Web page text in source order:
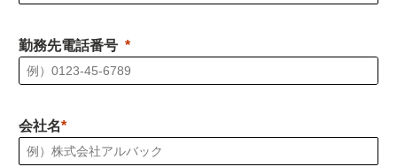
勤務先電話番号
会社名